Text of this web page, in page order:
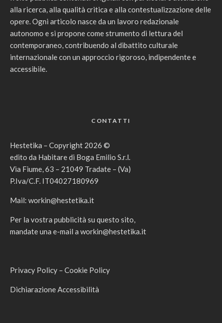
alla ricerca, alla qualità critica e alla contestualizzazione delle
opere. Ogni articolo nasce da un lavoro redazionale
autonomo e si propone come strumento di lettura del
contemporaneo, contribuendo al dibattito culturale
internazionale con un approccio rigoroso, indipendente e
accessibile.
CONTATTI
Hestetika – Copyright 2026 ©
edito da Habitare di Boga Emilio S.r.l.
Via Fiume, 63 – 21049 Tradate – (Va)
P.Iva/C.F. IT04027180969
Mail: workin@hestetika.it
Per la vostra pubblicità su questo sito,
mandate una e-mail a workin@hestetika.it
Privacy Policy – Cookie Policy
Dichiarazione Accessibilità